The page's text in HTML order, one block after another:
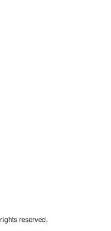
reserved.